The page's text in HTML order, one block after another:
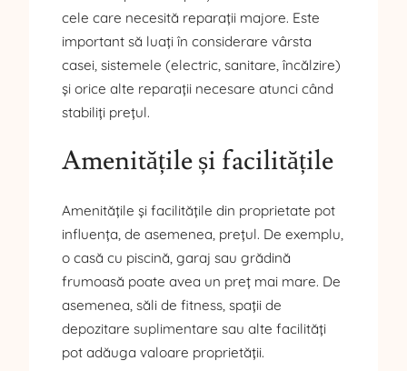
cele care necesită reparații majore. Este
important să luați în considerare vârsta
casei, sistemele (electric, sanitare, încălzire)
și orice alte reparații necesare atunci când
stabiliți prețul.
Amenitățile și facilitățile
Amenitățile și facilitățile din proprietate pot
influența, de asemenea, prețul. De exemplu,
o casă cu piscină, garaj sau grădină
frumoasă poate avea un preț mai mare. De
asemenea, săli de fitness, spații de
depozitare suplimentare sau alte facilități
pot adăuga valoare proprietății.